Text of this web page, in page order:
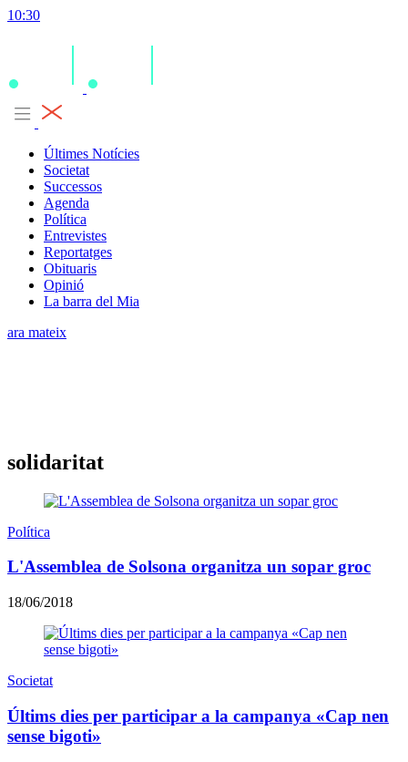
10:30
Últimes Notícies
Societat
Successos
Agenda
Política
Entrevistes
Reportatges
Obituaris
Opinió
La barra del Mia
ara mateix
solidaritat
Política
L'Assemblea de Solsona organitza un sopar groc
18/06/2018
Societat
Últims dies per participar a la campanya «Cap nen
sense bigoti»